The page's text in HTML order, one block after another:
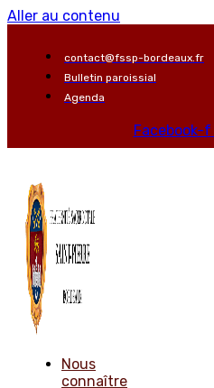
Aller au contenu
contact@fssp-bordeaux.fr
Bulletin paroissial
Agenda
Facebook-f
Nous
connaître